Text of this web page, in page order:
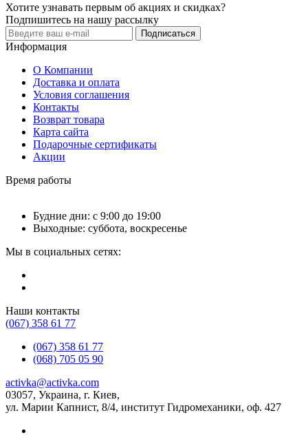
Хотите узнавать первым об акциях и скидках?
Подпишитесь на нашу рассылку
Подписаться
Информация
О Компании
Доставка и оплата
Условия соглашения
Контакты
Возврат товара
Карта сайта
Подарочные сертификаты
Акции
Время работы
Будние дни: с 9:00 до 19:00
Выходные: суббота, воскресенье
Мы в социальных сетях:
Наши контакты
(067) 358 61 77
(067) 358 61 77
(068) 705 05 90
activka@activka.com
03057, Украина, г. Киев,
ул. Марии Капнист, 8/4, институт Гидромеханики, оф. 427